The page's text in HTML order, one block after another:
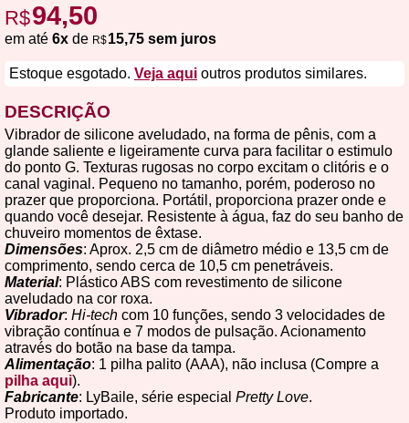
R$94,50
em até 6x de R$15,75 sem juros
Estoque esgotado. Veja aqui outros produtos similares.
DESCRIÇÃO
Vibrador de silicone aveludado, na forma de pênis, com a
glande saliente e ligeiramente curva para facilitar o estimulo
do ponto G. Texturas rugosas no corpo excitam o clitóris e o
canal vaginal. Pequeno no tamanho, porém, poderoso no
prazer que proporciona. Portátil, proporciona prazer onde e
quando você desejar. Resistente à água, faz do seu banho de
chuveiro momentos de êxtase.
Dimensões: Aprox. 2,5 cm de diâmetro médio e 13,5 cm de
comprimento, sendo cerca de 10,5 cm penetráveis.
Material: Plástico ABS com revestimento de silicone
aveludado na cor roxa.
Vibrador: Hi-tech com 10 funções, sendo 3 velocidades de
vibração contínua e 7 modos de pulsação. Acionamento
através do botão na base da tampa.
Alimentação: 1 pilha palito (AAA), não inclusa (Compre a
pilha aqui).
Fabricante: LyBaile, série especial Pretty Love.
Produto importado.